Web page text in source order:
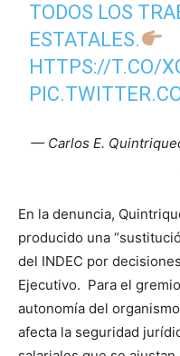
TODOS LOS
ESTATALES.
HTTPS://T.CO/
— Carlos E.
En la denuncia,
producido una
del INDEC por
Ejecutivo. Para el
autonomía del
afecta la seguridad